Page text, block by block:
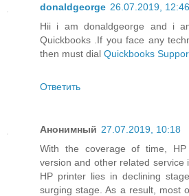
donaldgeorge 26.07.2019, 12:46
Hii i am donaldgeorge and i
Quickbooks .If you face any
then must dial Quickbooks
Ответить
Анонимный 27.07.2019, 10:18
With the coverage of time,
version and other related service
HP printer lies in declining
surging stage. As a result, most